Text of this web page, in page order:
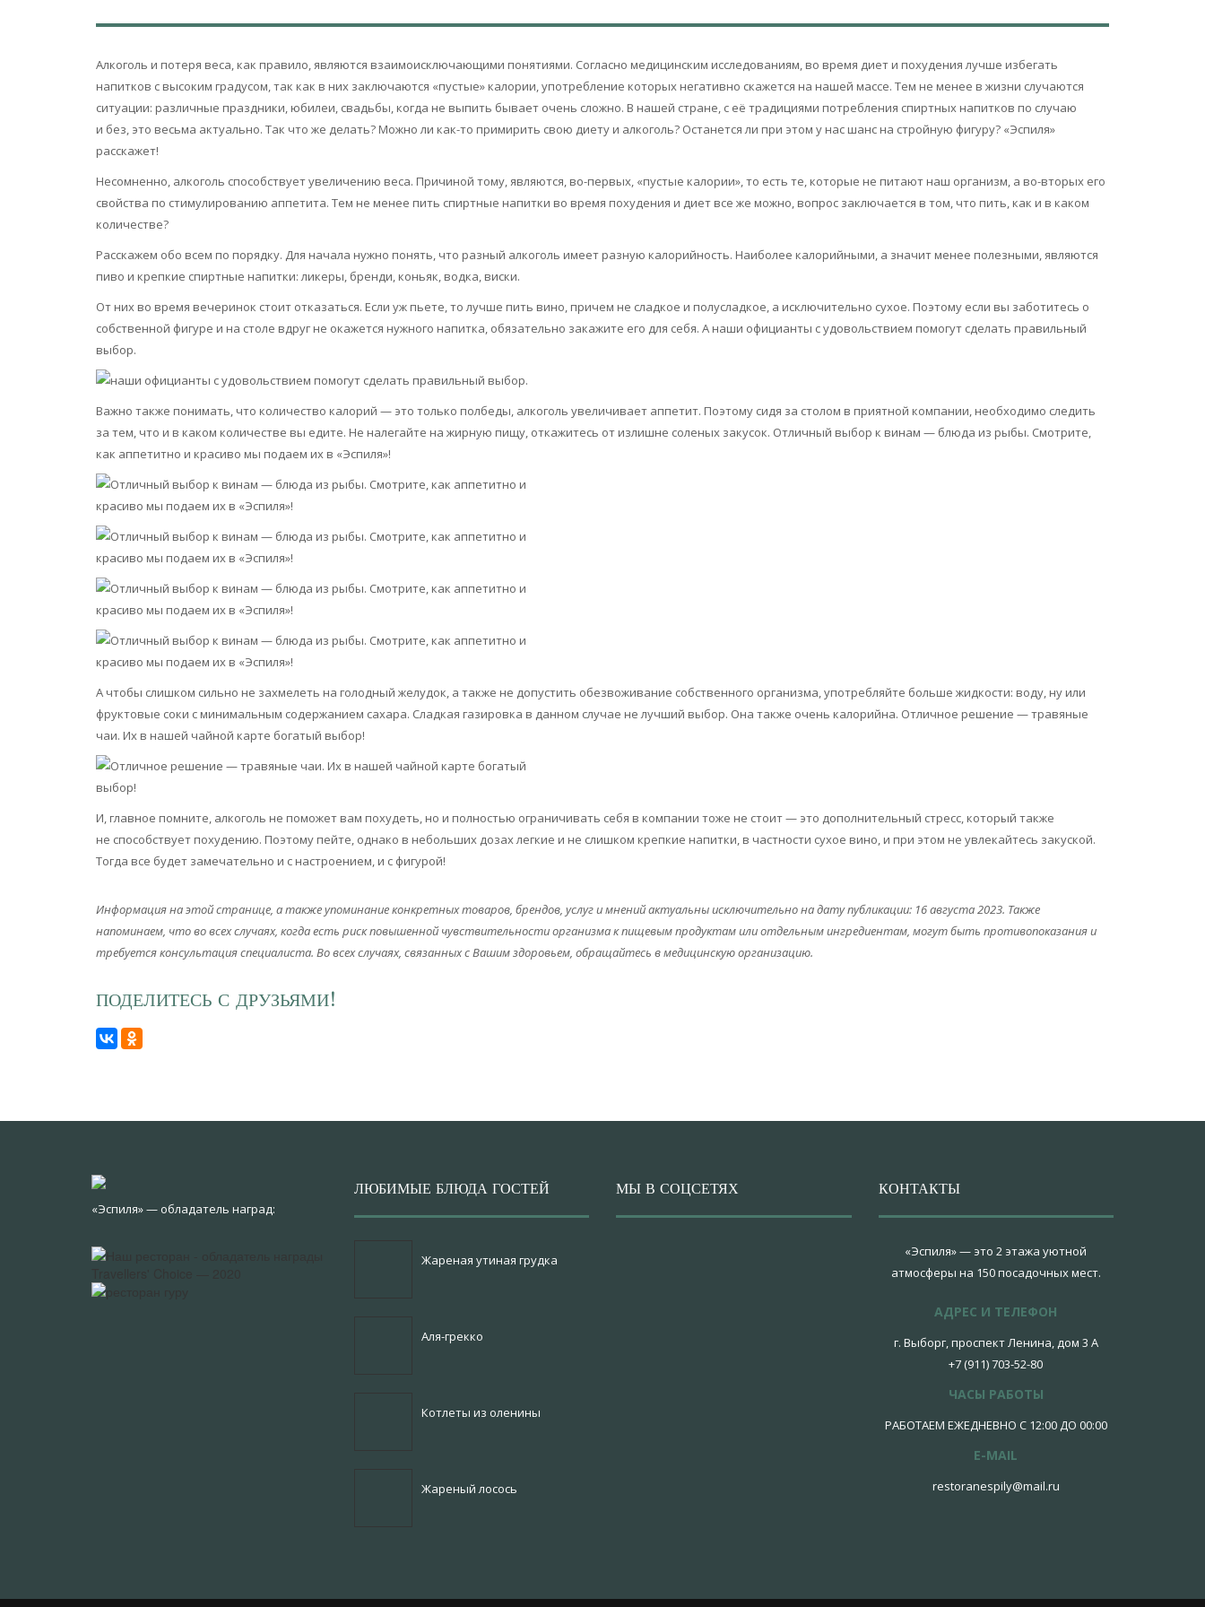
Алкоголь и потеря веса, как правило, являются взаимоисключающими понятиями. Согласно медицинским исследованиям, во время диет и похудения лучше избегать
напитков с высоким градусом, так как в них заключаются «пустые» калории, употребление которых негативно скажется на нашей массе. Тем не менее в жизни случаются
ситуации: различные праздники, юбилеи, свадьбы, когда не выпить бывает очень сложно. В нашей стране, с её традициями потребления спиртных напитков по случаю
и без, это весьма актуально. Так что же делать? Можно ли как-то примирить свою диету и алкоголь? Останется ли при этом у нас шанс на стройную фигуру? «Эспиля»
расскажет!
Несомненно, алкоголь способствует увеличению веса. Причиной тому, являются, во-первых, «пустые калории», то есть те, которые не питают наш организм, а во-вторых его
свойства по стимулированию аппетита. Тем не менее пить спиртные напитки во время похудения и диет все же можно, вопрос заключается в том, что пить, как и в каком
количестве?
Расскажем обо всем по порядку. Для начала нужно понять, что разный алкоголь имеет разную калорийность. Наиболее калорийными, а значит менее полезными, являются
пиво и крепкие спиртные напитки: ликеры, бренди, коньяк, водка, виски.
От них во время вечеринок стоит отказаться. Если уж пьете, то лучше пить вино, причем не сладкое и полусладкое, а исключительно сухое. Поэтому если вы заботитесь о
собственной фигуре и на столе вдруг не окажется нужного напитка, обязательно закажите его для себя. А наши официанты с удовольствием помогут сделать правильный
выбор.
Важно также понимать, что количество калорий — это только полбеды, алкоголь увеличивает аппетит. Поэтому сидя за столом в приятной компании, необходимо следить
за тем, что и в каком количестве вы едите. Не налегайте на жирную пищу, откажитесь от излишне соленых закусок. Отличный выбор к винам — блюда из рыбы. Смотрите,
как аппетитно и красиво мы подаем их в «Эспиля»!
А чтобы слишком сильно не захмелеть на голодный желудок, а также не допустить обезвоживание собственного организма, употребляйте больше жидкости: воду, ну или
фруктовые соки с минимальным содержанием сахара. Сладкая газировка в данном случае не лучший выбор. Она также очень калорийна. Отличное решение — травяные
чаи. Их в нашей чайной карте богатый выбор!
И, главное помните, алкоголь не поможет вам похудеть, но и полностью ограничивать себя в компании тоже не стоит — это дополнительный стресс, который также
не способствует похудению. Поэтому пейте, однако в небольших дозах легкие и не слишком крепкие напитки, в частности сухое вино, и при этом не увлекайтесь закуской.
Тогда все будет замечательно и с настроением, и с фигурой!
Информация на этой странице, а также упоминание конкретных товаров, брендов, услуг и мнений актуальны исключительно на дату публикации: 16 августа 2023. Также
напоминаем, что во всех случаях, когда есть риск повышенной чувствительности организма к пищевым продуктам или отдельным ингредиентам, могут быть противопоказания и
требуется консультация специалиста. Во всех случаях, связанных с Вашим здоровьем, обращайтесь в медицинскую организацию.
ПОДЕЛИТЕСЬ С ДРУЗЬЯМИ!
«Эспиля» — обладатель наград:
ЛЮБИМЫЕ БЛЮДА ГОСТЕЙ
Жареная утиная грудка
Аля-грекко
Котлеты из оленины
Жареный лосось
МЫ В СОЦСЕТЯХ КОНТАКТЫ
«Эспиля» — это 2 этажа уютной
атмосферы на 150 посадочных мест.
АДРЕС И ТЕЛЕФОН
г. Выборг, проспект Ленина, дом 3 А
+7 (911) 703-52-80
ЧАСЫ РАБОТЫ
РАБОТАЕМ ЕЖЕДНЕВНО С 12:00 ДО 00:00
E-MAIL
restoranespily@mail.ru